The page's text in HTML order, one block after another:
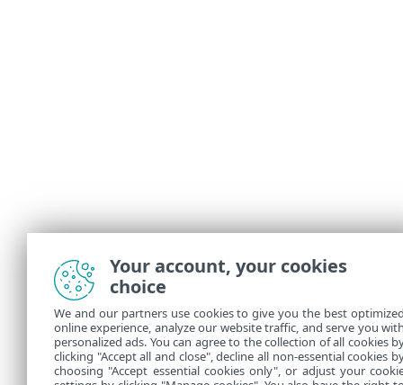
Your account, your cookies
choice
We and our partners use cookies to give you the best
online experience, analyze our website traffic, and serve you
personalized ads. You can agree to the collection of all cookies
clicking "Accept all and close", decline all non-essential cookies
choosing "Accept essential cookies only", or adjust your